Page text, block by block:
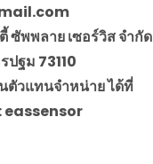
ซัพพลาย เซอร์วิส จำกัด
ปฐม 73110
ตัวแทนจำหน่าย ได้ที่
eassensor